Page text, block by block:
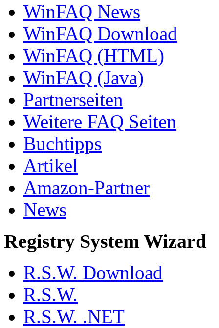
WinFAQ News
WinFAQ Download
WinFAQ (HTML)
WinFAQ (Java)
Partnerseiten
Weitere FAQ Seiten
Buchtipps
Artikel
Amazon-Partner
News
Registry System Wizard
R.S.W. Download
R.S.W.
R.S.W. .NET